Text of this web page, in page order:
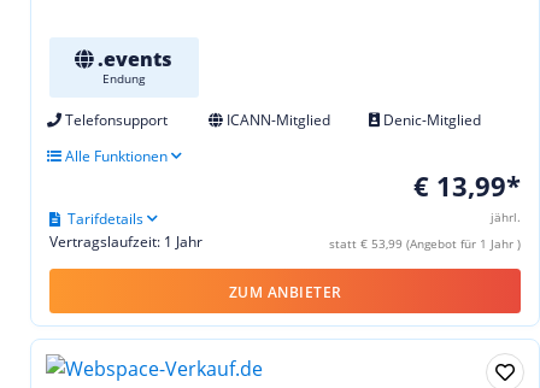
.events
Endung
Telefonsupport ICANN-Mitglied
Denic-Mitglied
Alle Funktionen
€ 13,99*
jährl.
statt € 53,99 (Angebot für 1 Jahr )
Vertragslaufzeit: 1 Jahr
Tarifdetails
ZUM ANBIETER